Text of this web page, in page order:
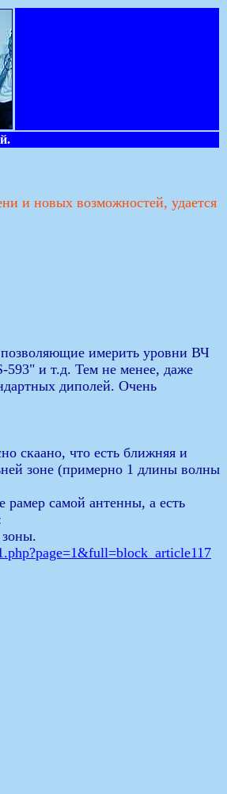
и новых возможностей, удается
имерить уровни ВЧ
и т.д. Тем не менее, даже
диполей. Очень
скаано, что есть ближняя и
зоне (примерно 1 длины волны
рамер самой антенны, а есть
зоны.